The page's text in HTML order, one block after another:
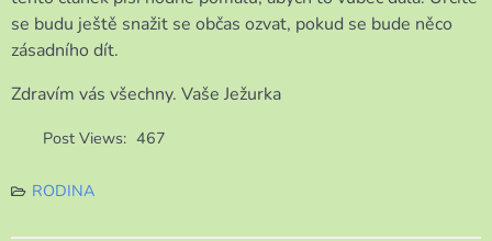
se budu ještě snažit se občas ozvat, pokud se bude něco
zásadního dít.
Zdravím vás všechny. Vaše Ježurka
Post Views: 467
RODINA